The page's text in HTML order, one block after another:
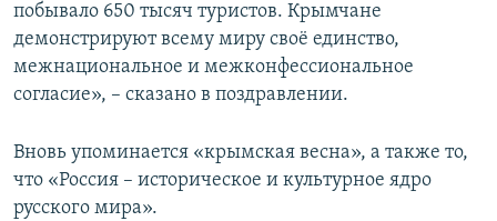
побывало 650 тысяч туристов. Крымчане
демонстрируют всему миру своё единство,
межнациональное и межконфессиональное
согласие», – сказано в поздравлении.
Вновь упоминается «крымская весна», а также то,
что «Россия – историческое и культурное ядро
русского мира».